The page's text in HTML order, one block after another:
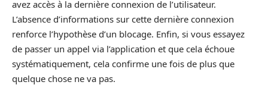
avez accès à la dernière connexion de l’utilisateur.
L’absence d’informations sur cette dernière connexion
renforce l’hypothèse d’un blocage. Enfin, si vous essayez
de passer un appel via l’application et que cela échoue
systématiquement, cela confirme une fois de plus que
quelque chose ne va pas.